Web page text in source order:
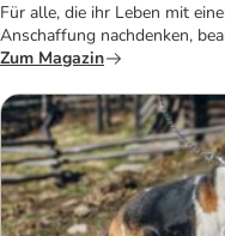
Für alle, die ihr Leben mit
Anschaffung nachdenken,
wichtigsten Fragen rund um
Zum Magazin